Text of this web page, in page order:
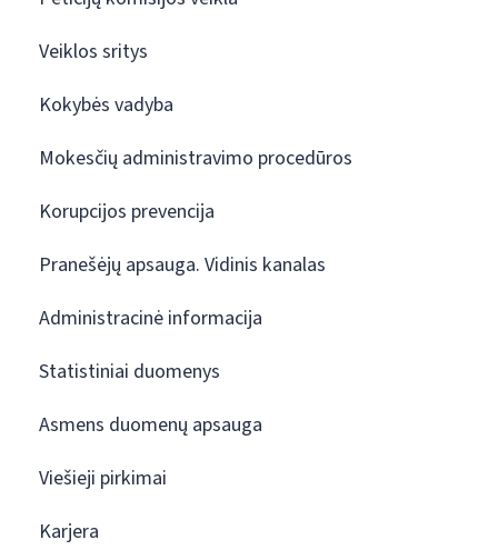
Veiklos sritys
Kokybės vadyba
Mokesčių administravimo procedūros
Korupcijos prevencija
Pranešėjų apsauga. Vidinis kanalas
Administracinė informacija
Statistiniai duomenys
Asmens duomenų apsauga
Viešieji pirkimai
Karjera